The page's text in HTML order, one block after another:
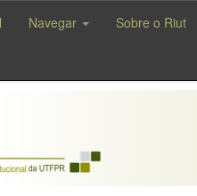
Navegar Sobre o Riut